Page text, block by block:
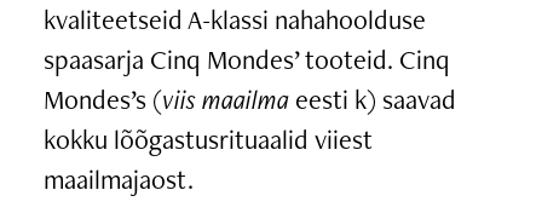
kvaliteetseid A-klassi nahahoolduse
spaasarja Cinq Mondes’ tooteid. Cinq
Mondes’s (viis maailma eesti k) saavad
kokku lõõgastusrituaalid viiest
maailmajaost.